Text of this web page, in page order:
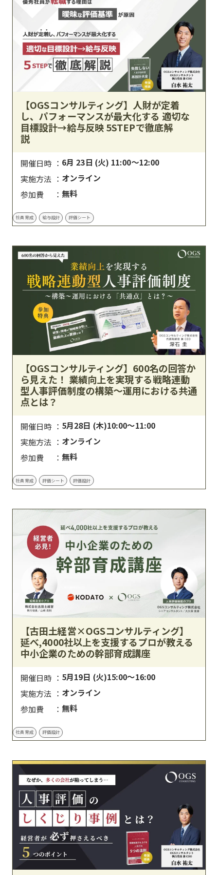
【OGSコンサルティング】人財が定着
し、パフォーマンスが最大化する 適切な
目標設計→給与反映 5STEPで徹底解
説
開催日時
6月 23日 (火) 11:00～12:00
実施方法
オンライン
参加費
無料
社員育成 給与設計 評価シート
【OGSコンサルティング】600名の回答か
ら見えた！ 業績向上を実現する戦略連動
型人事評価制度の構築〜運用における共通
点とは？
開催日時
5月28日 (木)10:00～11:00
実施方法
オンライン
参加費
無料
社員育成 評価シート 評価設計
【古田土経営×OGSコンサルティング】
延べ,4000社以上を支援するプロが教える
中小企業のための幹部育成講座
開催日時
5月19日 (火)15:00～16:00
実施方法
オンライン
参加費
無料
社員育成 評価設計